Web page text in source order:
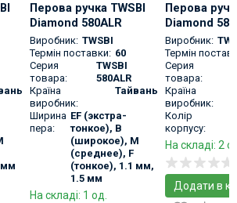
мм
Перова ручка TWSBI
Diamond 580ALR
Nickel Gray
Демонстратор
Виробник: TWSBI
Термін поставки: 60
Серия
товара:
TWSBI
580ALR
Країна
виробник:
Тайвань
Ширина
пера:
EF (экстра-
тонкое), B
(широкое), M
(среднее), F
(тонкое), 1.1 мм,
1.5 мм
На складі: 1 од.
Перова
Diamond
Чорна
Виробник:
Термін
Серия
товара:
Країна
виробник:
Колір
корпусу:
На складі: 2
Додати в